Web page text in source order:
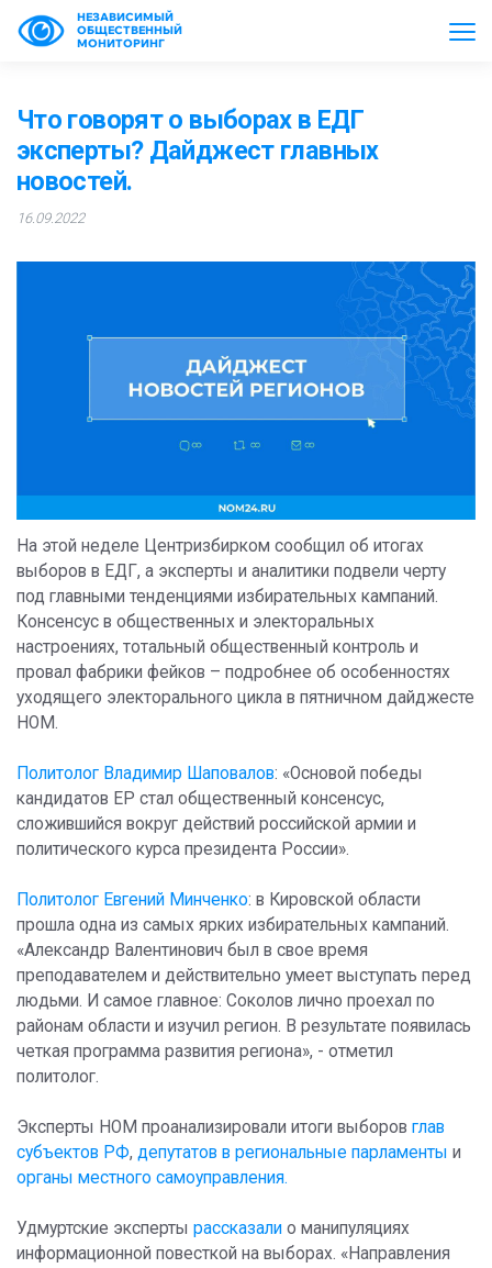
НЕЗАВИСИМЫЙ
ОБЩЕСТВЕННЫЙ
МОНИТОРИНГ
Что говорят о выборах в ЕДГ
эксперты? Дайджест главных
новостей.
16.09.2022
На этой неделе Центризбирком сообщил об итогах
выборов в ЕДГ, а эксперты и аналитики подвели черту
под главными тенденциями избирательных кампаний.
Консенсус в общественных и электоральных
настроениях, тотальный общественный контроль и
провал фабрики фейков – подробнее об особенностях
уходящего электорального цикла в пятничном дайджесте
НОМ.
Политолог Владимир Шаповалов: «Основой победы
кандидатов ЕР стал общественный консенсус,
сложившийся вокруг действий российской армии и
политического курса президента России».
Политолог Евгений Минченко: в Кировской области
прошла одна из самых ярких избирательных кампаний.
«Александр Валентинович был в свое время
преподавателем и действительно умеет выступать перед
людьми. И самое главное: Соколов лично проехал по
районам области и изучил регион. В результате появилась
четкая программа развития региона», - отметил
политолог.
Эксперты НОМ проанализировали итоги выборов глав
субъектов РФ, депутатов в региональные парламенты и
органы местного самоуправления.
Удмуртские эксперты рассказали о манипуляциях
информационной повесткой на выборах. «Направления